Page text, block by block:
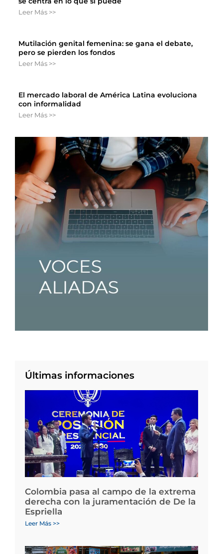
Leer Más >>
Mutilación genital femenina: se gana el debate,
pero se pierden los fondos
Leer Más >>
El mercado laboral de América Latina evoluciona
con informalidad
Leer Más >>
Últimas informaciones
Colombia pasa al campo de la extrema
derecha con la juramentación de De la
Espriella
Leer Más >>